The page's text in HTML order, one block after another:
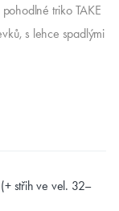
triko TAKE
s lehce spadlými